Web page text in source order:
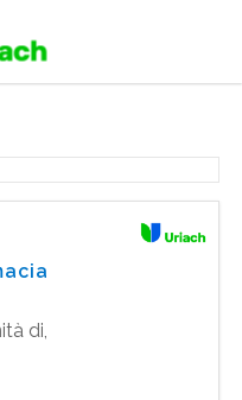
di,